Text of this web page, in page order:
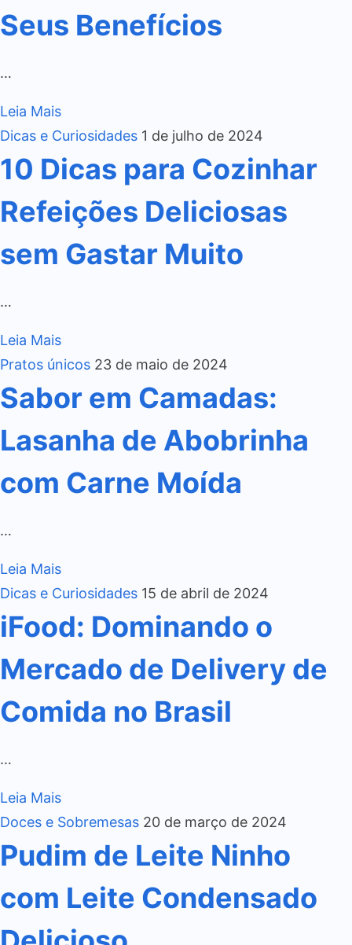
Seus Benefícios
…
Leia Mais
Dicas e Curiosidades 1 de julho de 2024
10 Dicas para Cozinhar
Refeições Deliciosas
sem Gastar Muito
…
Leia Mais
Pratos únicos 23 de maio de 2024
Sabor em Camadas:
Lasanha de Abobrinha
com Carne Moída
…
Leia Mais
Dicas e Curiosidades 15 de abril de 2024
iFood: Dominando o
Mercado de Delivery de
Comida no Brasil
…
Leia Mais
Doces e Sobremesas 20 de março de 2024
Pudim de Leite Ninho
com Leite Condensado